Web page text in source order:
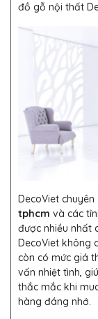
đồ gỗ nội thất
DecoViet
tphcm và các
được nhiều nhất
DecoViet không
còn có mức giá
vấn nhiệt tình,
thắc mắc khi
hàng đáng nhớ.